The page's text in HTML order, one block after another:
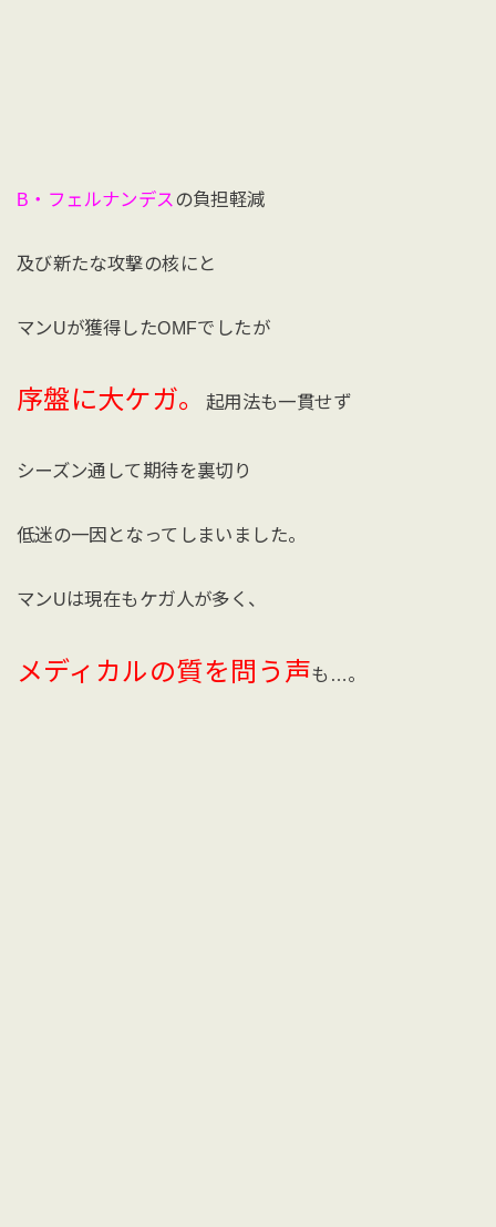
B・フェルナンデス の負担軽減
及び新たな攻撃の核にと
マンUが獲得したOMFでしたが
序盤に大ケガ。 起用法も一貫せず
シーズン通して期待を裏切り
低迷の一因となってしまいました。
マンUは現在もケガ人が多く、
メディカルの質を問う声も…。